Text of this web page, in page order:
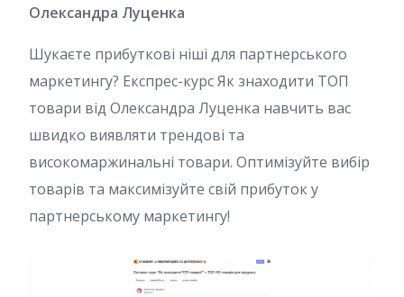
Олександра Луценка
Шукаєте прибуткові ніші для партнерського
маркетингу? Експрес-курс Як знаходити ТОП
товари від Олександра Луценка навчить вас
швидко виявляти трендові та
високомаржинальні товари. Оптимізуйте вибір
товарів та максимізуйте свій прибуток у
партнерському маркетингу!